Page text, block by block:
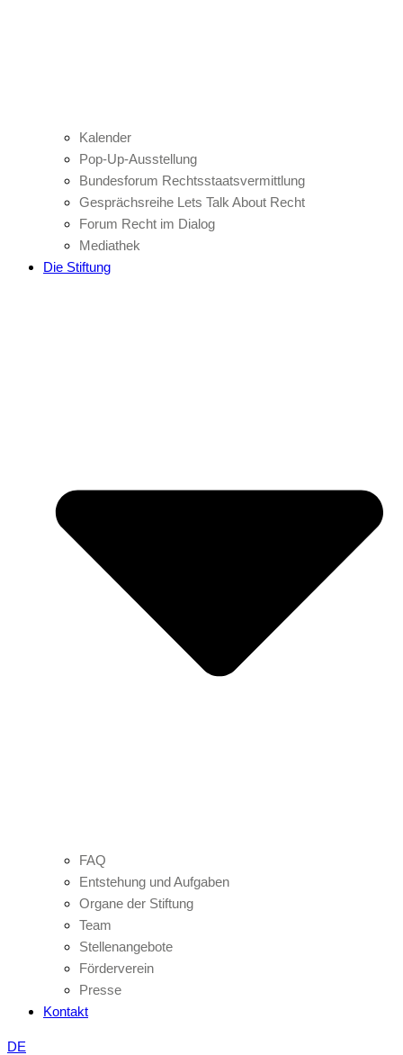
Kalender
Pop-Up-Ausstellung
Bundesforum Rechtsstaatsvermittlung
Gesprächsreihe Lets Talk About Recht
Forum Recht im Dialog
Mediathek
Die Stiftung
FAQ
Entstehung und Aufgaben
Organe der Stiftung
Team
Stellenangebote
Förderverein
Presse
Kontakt
DE